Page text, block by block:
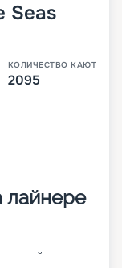
Seas
КОЛИЧЕСТВО КАЮТ
2095
лайнере